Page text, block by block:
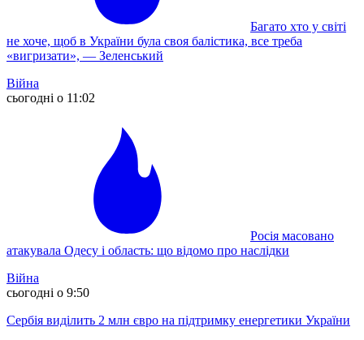
Багато хто у світі
не хоче, щоб в України була своя балістика, все треба
«вигризати», — Зеленський
Війна
сьогодні о 11:02
Росія масовано
атакувала Одесу і область: що відомо про наслідки
Війна
сьогодні о 9:50
Сербія виділить 2 млн євро на підтримку енергетики України